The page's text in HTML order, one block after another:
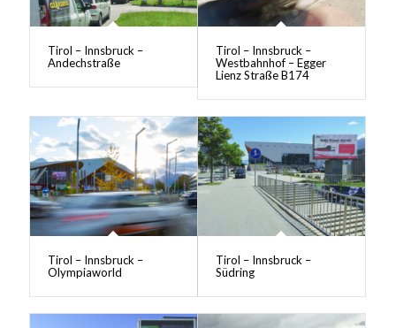
Tirol – Innsbruck –
Andechstraße
Tirol – Innsbruck –
Westbahnhof – Egger
Lienz Straße B174
Tirol – Innsbruck –
Olympiaworld
Tirol – Innsbruck –
Südring